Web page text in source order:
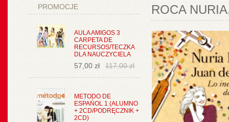
PROMOCJE
AULA AMIGOS 3
CARPETA DE
RECURSOS/TECZKA
DLA NAUCZYCIELA
57,00 zł 117,00 zł
METODO DE
ESPAŃOL 1 (ALUMNO
+ 2CD/PODRĘCZNIK +
2CD)
ROCA